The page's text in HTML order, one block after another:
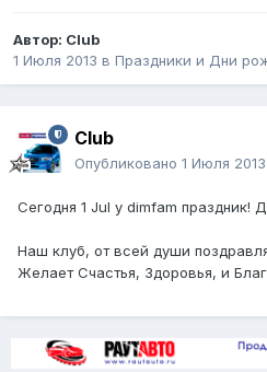
Автор: Club
1 Июля 2013 в Праздники и Дни
Club
Опубликовано 1 Июля 2013
Сегодня 1 Jul у dimfam праздник!
Наш клуб, от всей души
Желает Счастья, Здоровья, и